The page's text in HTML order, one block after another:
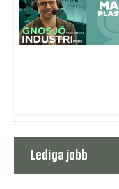
Lediga jobb